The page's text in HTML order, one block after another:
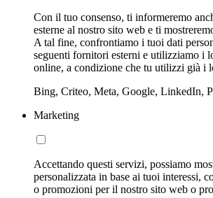
Con il tuo consenso, ti informeremo
esterne al nostro sito web e ti
A tal fine, confrontiamo i tuoi dati
seguenti fornitori esterni e utilizziamo i
online, a condizione che tu utilizzi già i
Bing, Criteo, Meta, Google, LinkedIn,
Marketing
Accettando questi servizi, possiamo
personalizzata in base ai tuoi interessi,
o promozioni per il nostro sito web o